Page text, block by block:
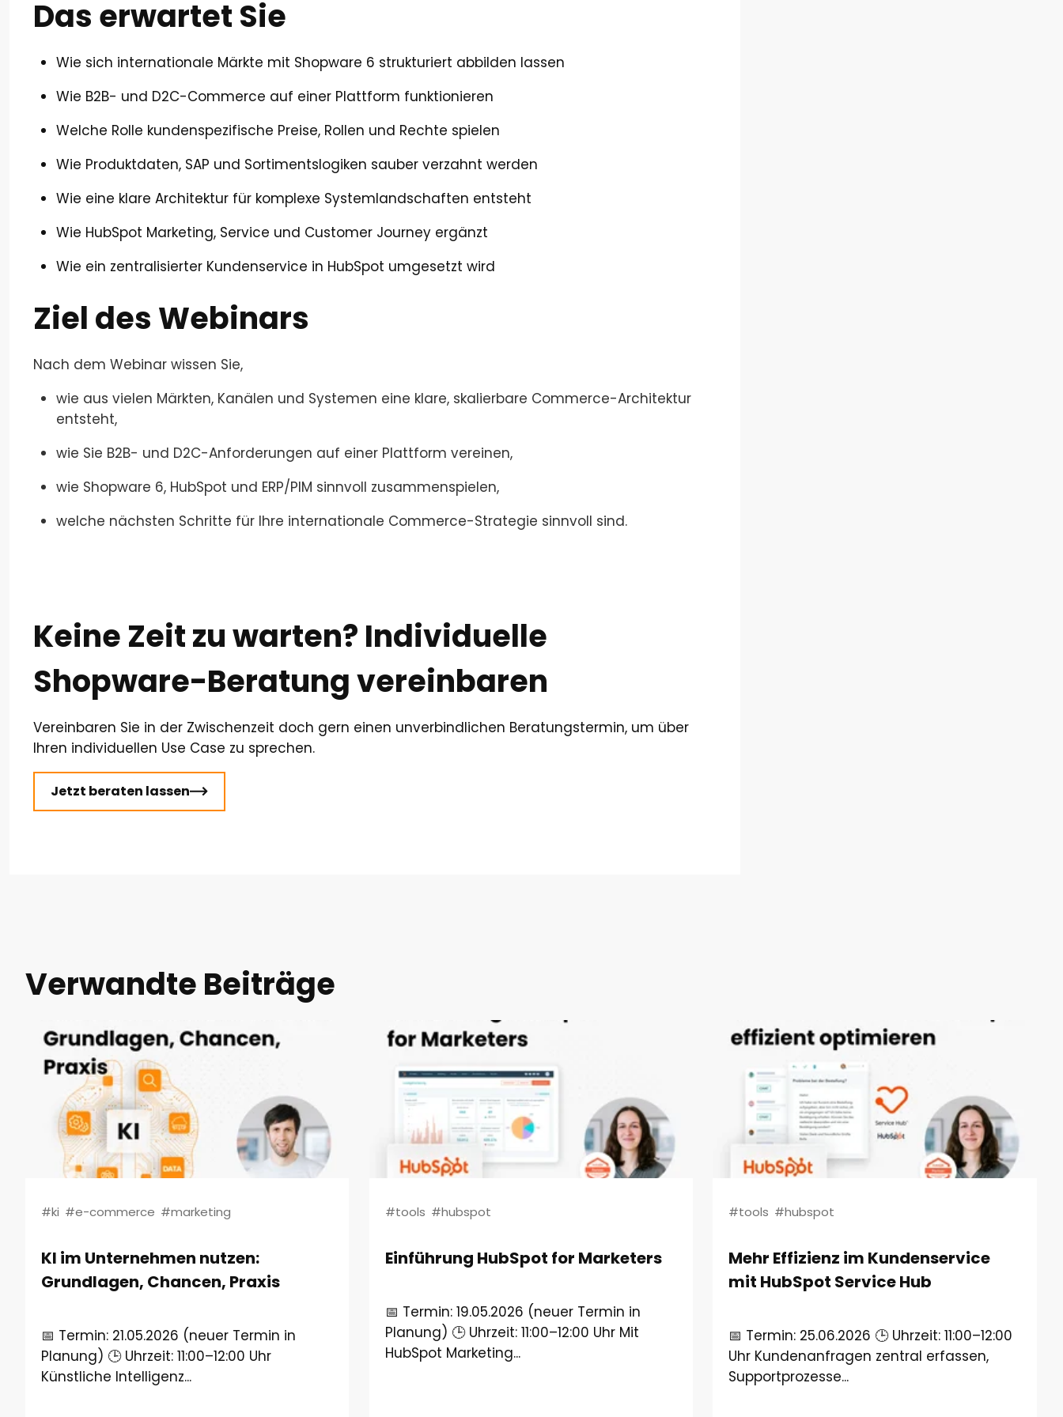
Das erwartet Sie
Wie sich internationale Märkte mit Shopware 6 strukturiert abbilden lassen
Wie B2B- und D2C-Commerce auf einer Plattform funktionieren
Welche Rolle kundenspezifische Preise, Rollen und Rechte spielen
Wie Produktdaten, SAP und Sortimentslogiken sauber verzahnt werden
Wie eine klare Architektur für komplexe Systemlandschaften entsteht
Wie HubSpot Marketing, Service und Customer Journey ergänzt
Wie ein zentralisierter Kundenservice in HubSpot umgesetzt wird
Ziel des Webinars
Nach dem Webinar wissen Sie,
wie aus vielen Märkten, Kanälen und Systemen eine klare, skalierbare Commerce-Architektur
entsteht,
wie Sie B2B- und D2C-Anforderungen auf einer Plattform vereinen,
wie Shopware 6, HubSpot und ERP/PIM sinnvoll zusammenspielen,
welche nächsten Schritte für Ihre internationale Commerce-Strategie sinnvoll sind.
Keine Zeit zu warten? Individuelle
Shopware-Beratung vereinbaren
Vereinbaren Sie in der Zwischenzeit doch gern einen unverbindlichen Beratungstermin, um über
Ihren individuellen Use Case zu sprechen.
Jetzt beraten lassen
Verwandte Beiträge
#ki #e-commerce #marketing
KI im Unternehmen nutzen:
Grundlagen, Chancen, Praxis
📅 Termin: 21.05.2026 (neuer Termin in
Planung) 🕒 Uhrzeit: 11:00–12:00 Uhr
Künstliche Intelligenz...
#tools #hubspot
Einführung HubSpot for Marketers
📅 Termin: 19.05.2026 (neuer Termin in
Planung) 🕒 Uhrzeit: 11:00–12:00 Uhr Mit
HubSpot Marketing...
#tools #hubspot
Mehr Effizienz im Kundenservice
mit HubSpot Service Hub
📅 Termin: 25.06.2026 🕒 Uhrzeit: 11:00–12:00
Uhr Kundenanfragen zentral erfassen,
Supportprozesse...